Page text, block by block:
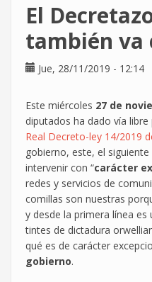
en
informática?
El
también va
Jue, 28/11/2019 - 12:14
Este miércoles 27 de
diputados ha dado vía
Real Decreto-ley 14/2019
gobierno, este, el
intervenir con “carácter
redes y servicios de
comillas son nuestras
y desde la primera línea
tintes de dictadura
qué es de carácter
gobierno.